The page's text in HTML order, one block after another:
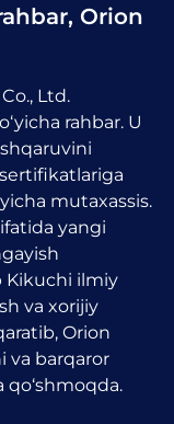
Orion
Ltd.
rahbar. U
mutaxassis.
yangi
Kikuchi ilmiy
va xorijiy
Orion
va barqaror
qo‘shmoqda.